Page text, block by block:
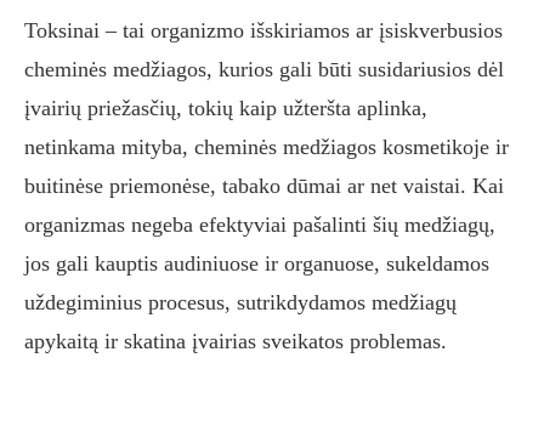
Toksinai – tai organizmo išskiriamos ar įsiskverbusios
cheminės medžiagos, kurios gali būti susidariusios dėl
įvairių priežasčių, tokių kaip užteršta aplinka,
netinkama mityba, cheminės medžiagos kosmetikoje ir
buitinėse priemonėse, tabako dūmai ar net vaistai. Kai
organizmas negeba efektyviai pašalinti šių medžiagų,
jos gali kauptis audiniuose ir organuose, sukeldamos
uždegiminius procesus, sutrikdydamos medžiagų
apykaitą ir skatina įvairias sveikatos problemas.